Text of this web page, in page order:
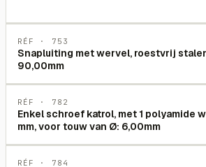
RÉF · 753
Snapluiting met wervel, roestvrij
90,00mm
RÉF · 782
Enkel schroef katrol, met 1 polyamide
mm, voor touw van Ø: 6,00mm
RÉF · 784